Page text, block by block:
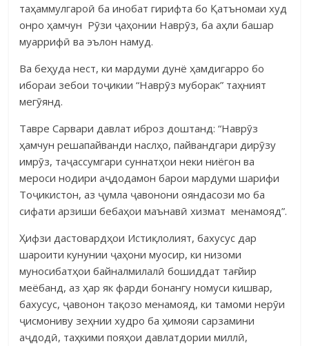
таҳаммулгароӣ ба инобат гирифта бо Қатъномаи худ
онро ҳамчун Рӯзи ҷаҳонии Наврӯз, ба аҳли башар
муаррифӣ ва эълон намуд.
Ва беҳуда нест, ки мардуми дунё ҳамдигарро бо
ибораи зебои тоҷикии “Наврӯз муборак” таҳният
мегӯянд.
Тавре Сарвари давлат иброз доштанд: “Наврӯз
ҳамчун решапайванди наслҳо, пайвандгари дирӯзу
имрӯз, таҷассумгари суннатҳои неки ниёгон ва
мероси нодири аҷдодамон барои мардуми шарифи
Тоҷикистон, аз ҷумла ҷавонони ояндасози мо ба
сифати арзиши бебаҳои маънавӣ хизмат менамояд”.
Ҳифзи дастовардҳои Истиқлолият, бахусус дар
шароити кунунии ҷаҳони муосир, ки низоми
муносибатҳои байналмилалӣ бошиддат тағйир
меёбанд, аз ҳар як фарди бонангу номуси кишвар,
бахусус, ҷавонон тақозо менамояд, ки тамоми нерӯи
ҷисмониву зеҳнии худро ба ҳимояи сарзамини
аҷдодӣ, таҳкими пояҳои давлатдории миллӣ,